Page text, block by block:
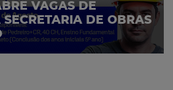
VAGAS DE
SECRETARIA DE OBRAS